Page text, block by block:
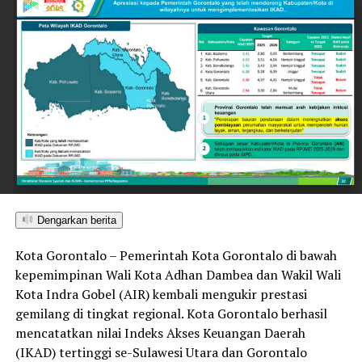
beragama secara inklusif.
Wali Kota Adhan Dambea menegaskan komitmennya
untuk menjadi mengayom bagi seluruh lapisan
masyarakat tanpa membedakan latar belakang agama.
Komitmen ini diwujudkan lewat dukungan nyata
terhadap berbagai agenda keagamaan, termasuk bagi
kelompok minoritas.
Selain pengukuhan nilai toleransi, kondusivitas daerah
turut ditopang oleh tindakan tegas Pemkot Gorontalo
bersama aparat penegak hukum dalam memberantas
secara menyeluruh, tidak hanya menyasar pengecer
skala kecil tetapi juga distributor dan toko-toko besar
yang melanggar aturan.
Dalam daftar pemeringkatan nasional tersebut, Kota
Denpasar menempati posisi puncak dengan tingkat rasa
Dengarkan berita
Kota Gorontalo – Pemerintah Kota Gorontalo di bawah
kepemimpinan Wali Kota Adhan Dambea dan Wakil Wali
Kota Indra Gobel (AIR) kembali mengukir prestasi
gemilang di tingkat regional. Kota Gorontalo berhasil
mencatatkan nilai Indeks Akses Keuangan Daerah
(IKAD) tertinggi se-Sulawesi Utara dan Gorontalo